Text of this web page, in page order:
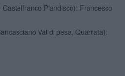
Piandiscò): Francesco
Val di pesa, Quarrata):